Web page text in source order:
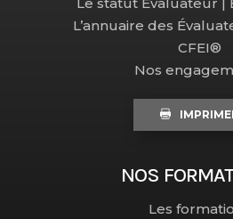
L’annuaire des
CFEI®
Nos
NOS
Les